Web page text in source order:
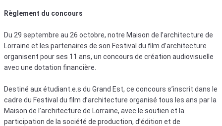
Règlement du concours
Du 29 septembre au 26 octobre, notre Maison de l’architecture de
Lorraine et les partenaires de son Festival du film d’architecture
organisent pour ses 11 ans, un concours de création audiovisuelle
avec une dotation financière.
Destiné aux étudiant.e.s du Grand Est, ce concours s’inscrit dans le
cadre du Festival du film d’architecture organisé tous les ans par la
Maison de l’architecture de Lorraine, avec le soutien et la
participation de la société de production, d’édition et de